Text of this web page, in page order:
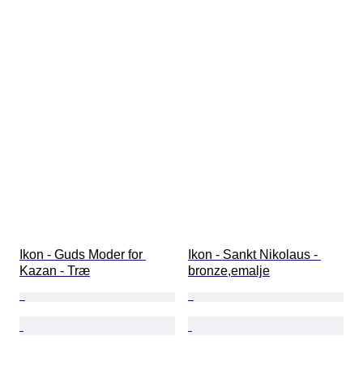
Ikon - Guds Moder for
Kazan - Træ
Ikon - Sankt Nikolaus -
bronze,emalje